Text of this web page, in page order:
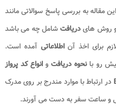
مقاله به بررسی پاسخ سوالاتی مانند
روش هایدریافتشامل چه می باشد
برای اخذ آناطلاعاتی آمده است.
رو بانحوه دریافتوانواع کد پرواز
در ارتباط با موارد مندرج بر روی مدرک
و ساعت سفر به دست می آورند.